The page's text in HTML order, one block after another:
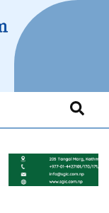
Opinions,
Sports, Youth, Model